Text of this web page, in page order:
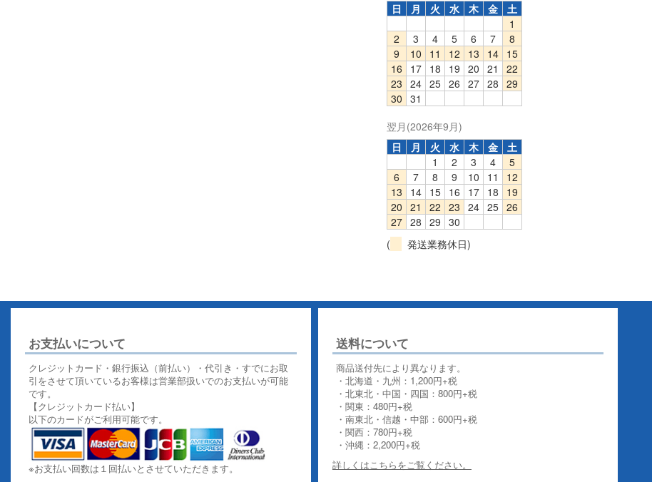
日
月 火 水 木 金
土
1
2
3 4 5 6 7
8
9
10 11 12 13 14 15
16
17 18 19 20 21
22
23 24 25 26 27 28 29
30 31
翌月(2026年9月)
日
月 火 水 木 金
土
1
2 3 4
5
6
7 8 9 10 11
12
13
14 15 16 17 18
19
20 21 22 23 24 25 26
27 28 29 30
(
発送業務休日)
お支払いについて
クレジットカード・銀行振込（前払い）・代引き・すでにお取
引をさせて頂いているお客様は営業部扱いでのお支払いが可能
です。
【クレジットカード払い】
以下のカードがご利用可能です。
※お支払い回数は１回払いとさせていただきます。
送料について
商品送付先により異なります。
・北海道・九州：1,200円+税
・北東北・中国・四国：800円+税
・関東：480円+税
・南東北・信越・中部：600円+税
・関西：780円+税
・沖縄：2,200円+税
詳しくはこちらをご覧ください。